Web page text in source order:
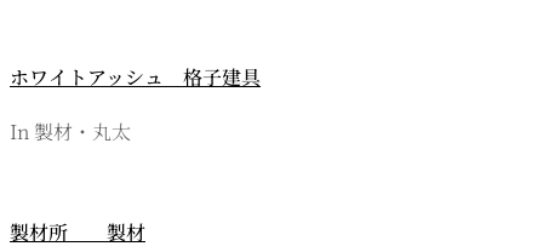
ホワイトアッシュ 格子建具
In 製材・丸太
製材所 製材